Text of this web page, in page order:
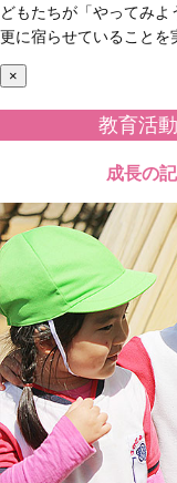
どもたちが「やってみ
更に宿らせていることを
×
教育活
成長の